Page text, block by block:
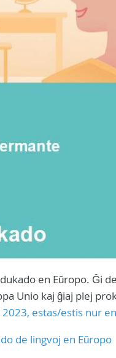
en Eŭropo. Ĝi
Unio kaj ĝiaj plej
estas/estis nur
de lingvoj en Eŭropo